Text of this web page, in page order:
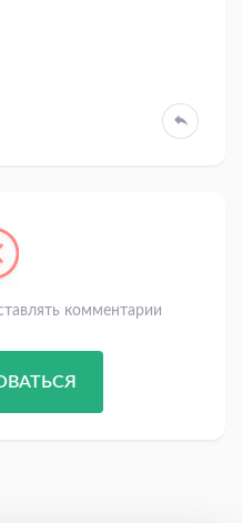
комментарии